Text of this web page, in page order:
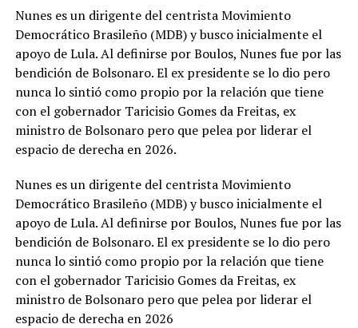
Nunes es un dirigente del centrista Movimiento
Democrático Brasileño (MDB) y busco inicialmente el
apoyo de Lula. Al definirse por Boulos, Nunes fue por las
bendición de Bolsonaro. El ex presidente se lo dio pero
nunca lo sintió como propio por la relación que tiene
con el gobernador Taricisio Gomes da Freitas, ex
ministro de Bolsonaro pero que pelea por liderar el
espacio de derecha en 2026.
Nunes es un dirigente del centrista Movimiento
Democrático Brasileño (MDB) y busco inicialmente el
apoyo de Lula. Al definirse por Boulos, Nunes fue por las
bendición de Bolsonaro. El ex presidente se lo dio pero
nunca lo sintió como propio por la relación que tiene
con el gobernador Taricisio Gomes da Freitas, ex
ministro de Bolsonaro pero que pelea por liderar el
espacio de derecha en 2026